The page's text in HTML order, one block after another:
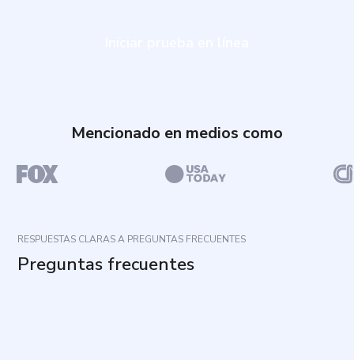
Mencionado en medios como
RESPUESTAS CLARAS A PREGUNTAS FRECUENTES
Preguntas frecuentes